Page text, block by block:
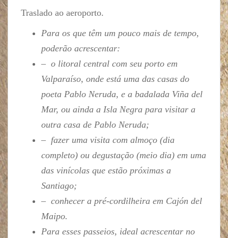
Traslado ao aeroporto.
Para os que têm um pouco mais de tempo,
poderão acrescentar:
– o litoral central com seu porto em
Valparaíso, onde está uma das casas do
poeta Pablo Neruda, e a badalada Viña del
Mar, ou ainda a Isla Negra para visitar a
outra casa de Pablo Neruda;
– fazer uma visita com almoço (dia
completo) ou degustação (meio dia) em uma
das vinícolas que estão próximas a
Santiago;
– conhecer a pré-cordilheira em Cajón del
Maipo.
Para esses passeios, ideal acrescentar no